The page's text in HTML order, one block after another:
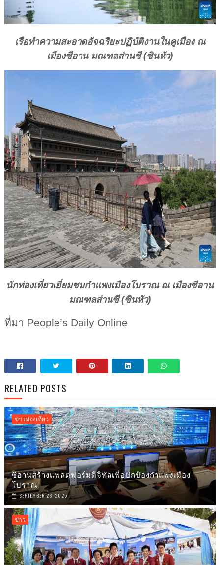
เรือทำความสะอาดอัจฉริยะปฏิบัติงานในคูเมือง ณ
เมืองซีอาน มณฑลส่านซี (ซินหัว)
นักท่องเที่ยวเยี่ยมชมกำแพงเมืองโบราณ ณ เมืองซีอาน
มณฑลส่านซี (ซินหัว)
ที่มา People’s Daily Online
RELATED POSTS
ข่าวท่องเที่ยว
ซีอานสร้างแพลตฟอร์มดิจิทัลเพื่อปกป้องกำแพงเมือง
โบราณ
SEPTEMBER 26, 2025
ข่าว